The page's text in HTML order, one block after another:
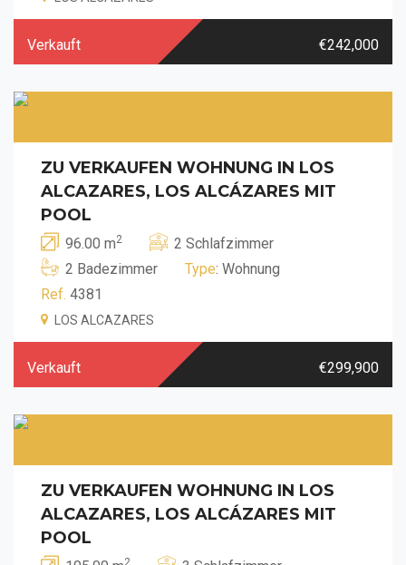
Verkauft €242,000
ZU VERKAUFEN WOHNUNG IN LOS
ALCAZARES, LOS ALCÁZARES MIT
POOL
96.00 m2
2 Schlafzimmer
2 Badezimmer
Type: Wohnung
Ref. 4381
LOS ALCAZARES
Verkauft €299,900
ZU VERKAUFEN WOHNUNG IN LOS
ALCAZARES, LOS ALCÁZARES MIT
POOL
2